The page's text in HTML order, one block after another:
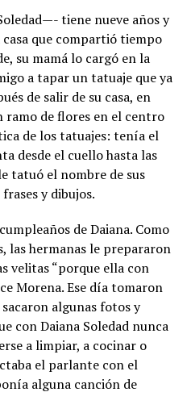
tiene nueve años y
que compartió tiempo
su mamá lo cargó en la
a tapar un tatuaje que ya
de salir de su casa, en
de flores en el centro
de los tatuajes: tenía el
desde el cuello hasta las
tatuó el nombre de sus
y dibujos.
de Daiana. Como
las hermanas le prepararon
velitas “porque ella con
Morena. Ese día tomaron
algunas fotos y
con Daiana Soledad nunca
a limpiar, a cocinar o
el parlante con el
alguna canción de